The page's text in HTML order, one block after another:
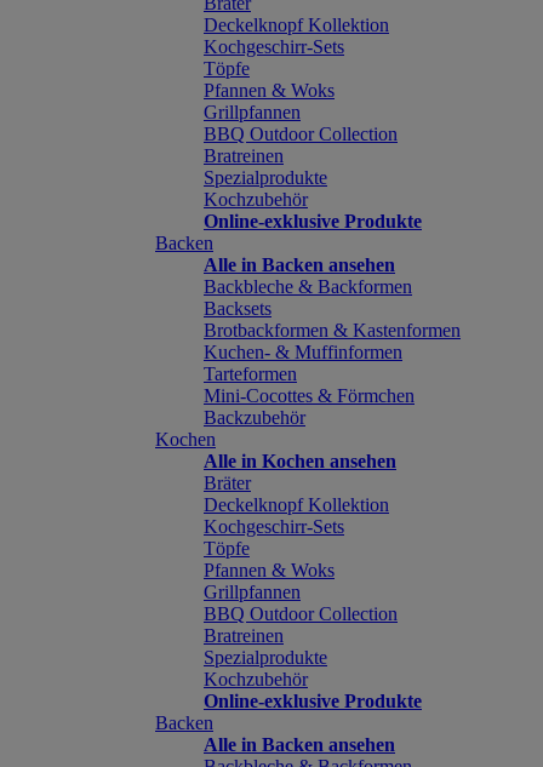
Deckelknopf Kollektion
Kochgeschirr-Sets
Töpfe
Pfannen & Woks
Grillpfannen
BBQ Outdoor Collection
Bratreinen
Spezialprodukte
Kochzubehör
Online-exklusive Produkte
Backen
Alle in Backen ansehen
Backbleche & Backformen
Backsets
Brotbackformen & Kastenformen
Kuchen- & Muffinformen
Tarteformen
Mini-Cocottes & Förmchen
Backzubehör
Kochen
Alle in Kochen ansehen
Bräter
Deckelknopf Kollektion
Kochgeschirr-Sets
Töpfe
Pfannen & Woks
Grillpfannen
BBQ Outdoor Collection
Bratreinen
Spezialprodukte
Kochzubehör
Online-exklusive Produkte
Backen
Alle in Backen ansehen